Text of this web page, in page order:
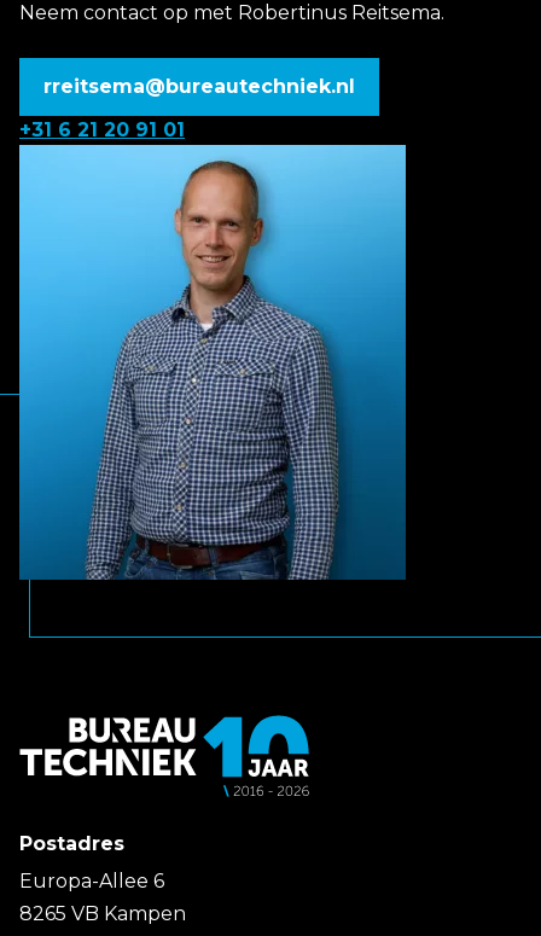
Neem contact op met Robertinus Reitsema.
rreitsema@bureautechniek.nl
+31 6 21 20 91 01
Postadres
Europa-Allee 6
8265 VB Kampen